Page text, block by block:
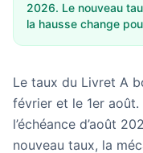
2026. Le nouveau
la hausse change
Le taux du Livret A
février et le 1er août.
l’échéance d’août
nouveau taux, la